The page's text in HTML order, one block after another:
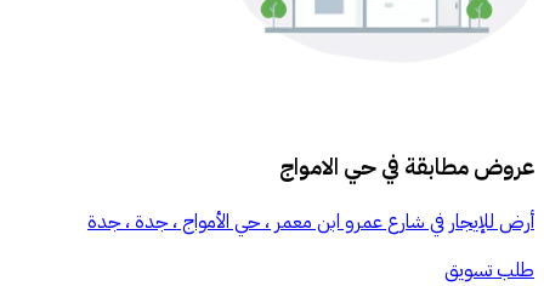
عروض مطابقة فيحي الامواج
أرض للإيجار في شارع عمرو ابن معمر ، حي الأمواج ، جدة ، جدة
طلب تسويق